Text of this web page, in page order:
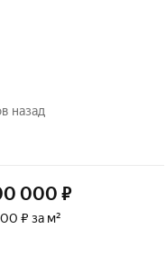
назад
000 ₽
₽ за м²